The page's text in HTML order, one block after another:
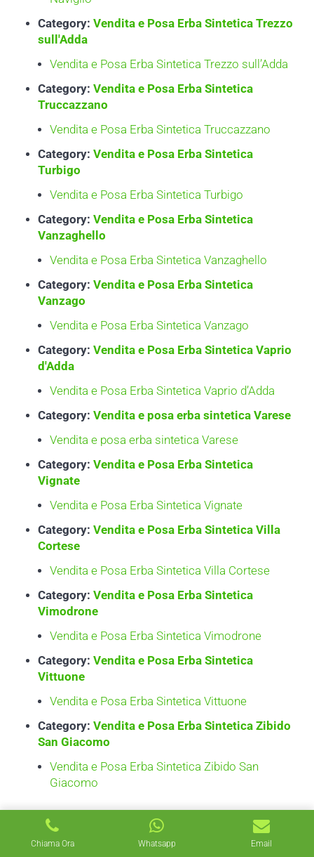
Category:Vendita e Posa Erba Sintetica Trezzo
sull'Adda
Vendita e Posa Erba Sintetica Trezzo sull’Adda
Category:Vendita e Posa Erba Sintetica
Truccazzano
Vendita e Posa Erba Sintetica Truccazzano
Category:Vendita e Posa Erba Sintetica
Turbigo
Vendita e Posa Erba Sintetica Turbigo
Category:Vendita e Posa Erba Sintetica
Vanzaghello
Vendita e Posa Erba Sintetica Vanzaghello
Category:Vendita e Posa Erba Sintetica
Vanzago
Vendita e Posa Erba Sintetica Vanzago
Category:Vendita e Posa Erba Sintetica Vaprio
d'Adda
Vendita e Posa Erba Sintetica Vaprio d’Adda
Category:Vendita e posa erba sintetica Varese
Vendita e posa erba sintetica Varese
Category:Vendita e Posa Erba Sintetica
Vignate
Vendita e Posa Erba Sintetica Vignate
Category:Vendita e Posa Erba Sintetica Villa
Cortese
Vendita e Posa Erba Sintetica Villa Cortese
Category:Vendita e Posa Erba Sintetica
Vimodrone
Vendita e Posa Erba Sintetica Vimodrone
Category:Vendita e Posa Erba Sintetica
Vittuone
Vendita e Posa Erba Sintetica Vittuone
Category:Vendita e Posa Erba Sintetica Zibido
San Giacomo
Vendita e Posa Erba Sintetica Zibido San
Giacomo
Chiama Ora Whatsapp Email